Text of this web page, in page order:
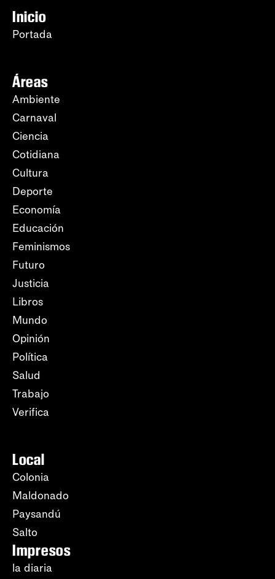
Inicio
Portada
Áreas
Ambiente
Carnaval
Ciencia
Cotidiana
Cultura
Deporte
Economía
Educación
Feminismos
Futuro
Justicia
Libros
Mundo
Opinión
Política
Salud
Trabajo
Verifica
Local
Colonia
Maldonado
Paysandú
Salto
Impresos
la diaria